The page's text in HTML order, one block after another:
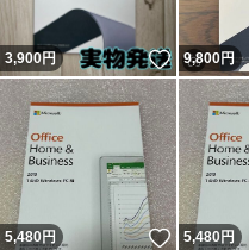
3,900円 いいね！
9,800円
5,480円 いいね！
5,480円